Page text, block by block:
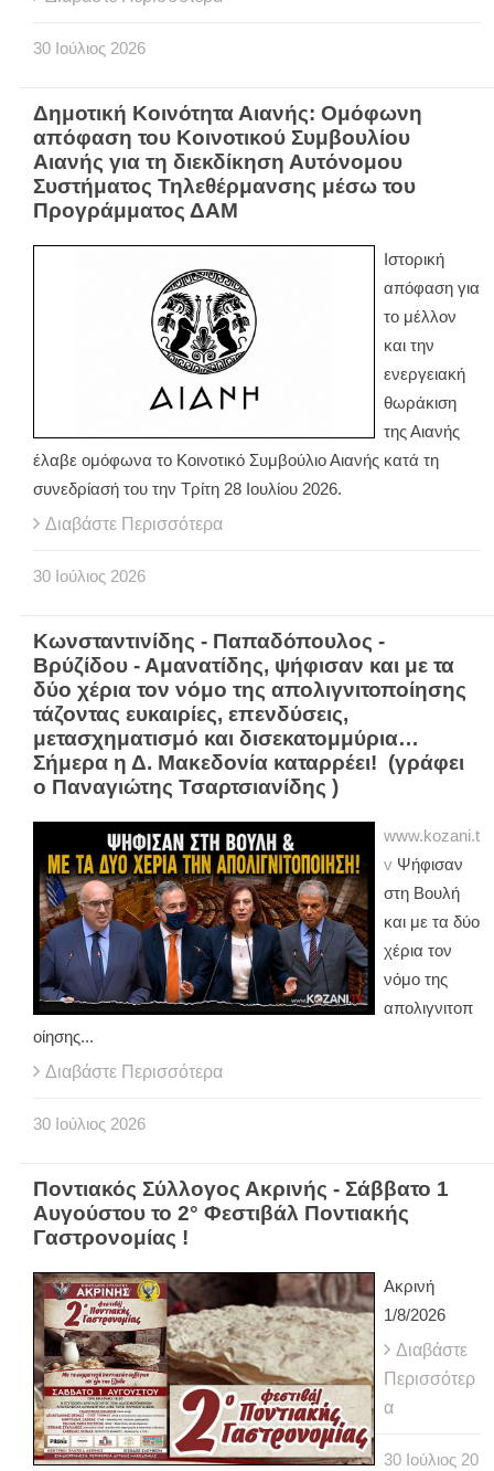
30 Ιούλιος 2026
Δημοτική Κοινότητα Αιανής: Ομόφωνη
απόφαση του Κοινοτικού Συμβουλίου
Αιανής για τη διεκδίκηση Αυτόνομου
Συστήματος Τηλεθέρμανσης μέσω του
Προγράμματος ΔΑΜ
Ιστορική
απόφαση για
το μέλλον
και την
ενεργειακή
θωράκιση
της Αιανής
έλαβε ομόφωνα το Κοινοτικό Συμβούλιο Αιανής κατά τη
συνεδρίασή του την Τρίτη 28 Ιουλίου 2026.
Διαβάστε Περισσότερα
30 Ιούλιος 2026
Κωνσταντινίδης - Παπαδόπουλος -
Βρύζίδου - Αμανατίδης, ψήφισαν και με τα
δύο χέρια τον νόμο της απολιγνιτοποίησης
τάζοντας ευκαιρίες, επενδύσεις,
μετασχηματισμό και δισεκατομμύρια…
Σήμερα η Δ. Μακεδονία καταρρέει! (γράφει
ο Παναγιώτης Τσαρτσιανίδης )
www.kozani.t
v Ψήφισαν
στη Βουλή
και με τα δύο
χέρια τον
νόμο της
απολιγνιτοπ
οίησης...
Διαβάστε Περισσότερα
30 Ιούλιος 2026
Ποντιακός Σύλλογος Ακρινής - Σάββατο 1
Αυγούστου το 2° Φεστιβάλ Ποντιακής
Γαστρονομίας !
Ακρινή
1/8/2026
Διαβάστε
Περισσότερ
α
30 Ιούλιος 20